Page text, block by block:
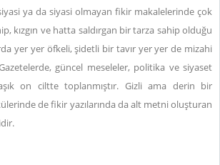
ya da siyasi olmayan fikir makalelerinde çok
kızgın ve hatta saldırgan bir tarza sahip olduğu
yer yer öfkeli, şidetli bir tavır yer yer de mizahi
güncel meseleler, politika ve siyaset
on ciltte toplanmıştır. Gizli ama derin bir
de fikir yazılarında da alt metni oluşturan